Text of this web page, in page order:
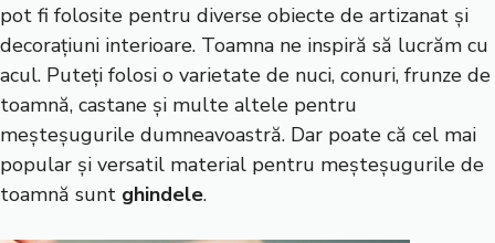
pot fi folosite pentru diverse obiecte de artizanat și
decorațiuni interioare. Toamna ne inspiră să lucrăm cu
acul. Puteți folosi o varietate de nuci, conuri, frunze de
toamnă, castane și multe altele pentru
meșteșugurile dumneavoastră. Dar poate că cel mai
popular și versatil material pentru meșteșugurile de
toamnă sunt ghindele.